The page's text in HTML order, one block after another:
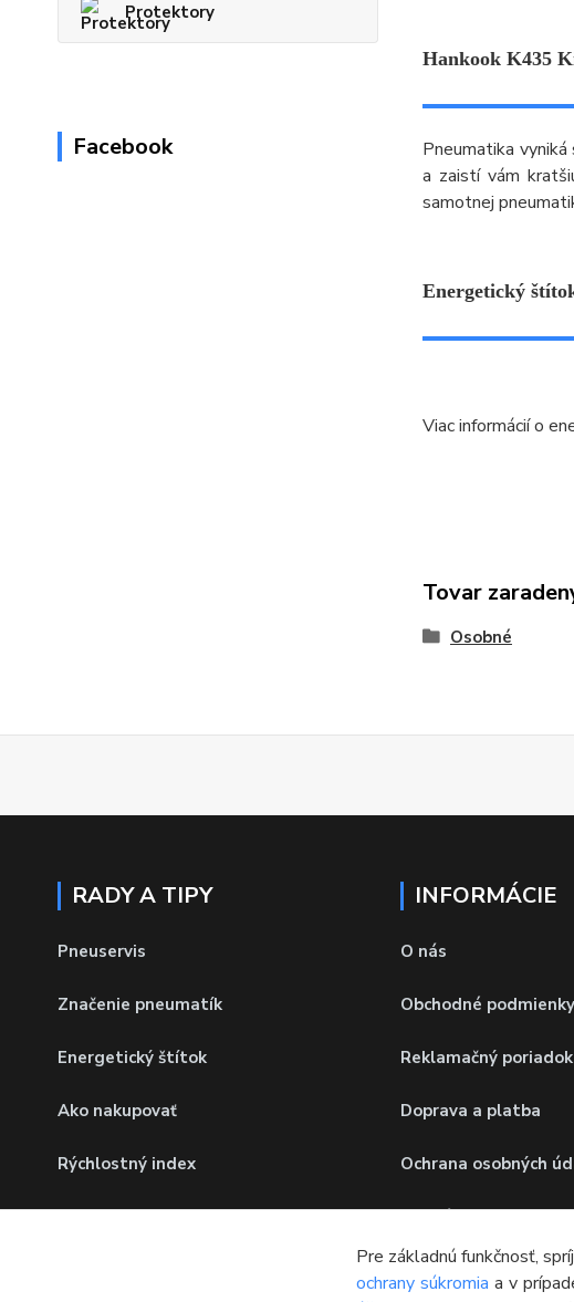
Protektory
Facebook
Hankook K435
Pneumatika
a zaistí vám
samotnej
Energetický
Viac informácií o
Tovar
Osobné
RADY A TIPY
Pneuservis
Značenie pneumatík
Energetický štítok
Ako nakupovať
Rýchlostný index
Hmotnostný index
INFORMÁCIE
O nás
Obchodné podmienky
Reklamačný poriadok
Doprava a platba
Ochrana osobných
Odstúpenie od
Zber odpadových
Pre základnú funkčnosť,
ochrany súkromia a v